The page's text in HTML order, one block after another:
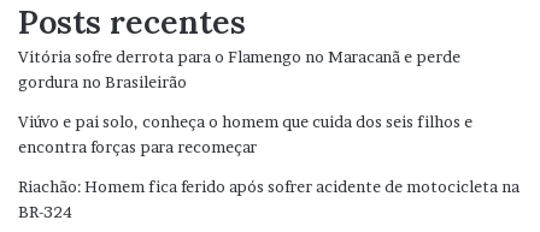
Posts recentes
Vitória sofre derrota para o Flamengo no Maracanã e perde
gordura no Brasileirão
Viúvo e pai solo, conheça o homem que cuida dos seis filhos e
encontra forças para recomeçar
Riachão: Homem fica ferido após sofrer acidente de motocicleta na
BR-324